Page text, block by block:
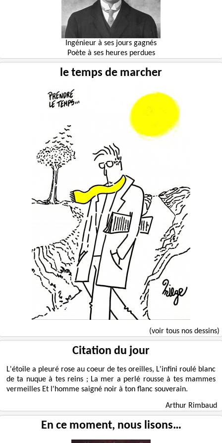
Ingénieur à ses jours gagnés
Poète à ses heures perdues
le temps de marcher
(voir tous nos dessins)
Citation du jour
L'étoile a pleuré rose au coeur de tes oreilles, L'infini roulé blanc
de ta nuque à tes reins ; La mer a perlé rousse à tes mammes
vermeilles Et l'homme saigné noir à ton flanc souverain.
Arthur Rimbaud
En ce moment, nous lisons…